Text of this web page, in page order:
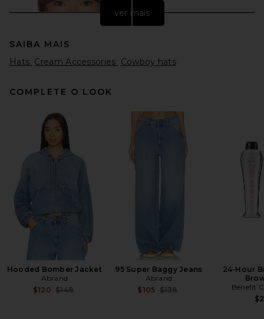
Boys Lie Starlight Trucker
Hat in Red
Boys Lie
$28
$50
ver mais
SAIBA MAIS
Hats Cream Accessories Cowboy hats
COMPLETE O LOOK
Hooded Bomber Jacket
Abrand
$120 Previous price:
$148
95 Super Baggy Jeans
Abrand
$105 Previous price:
$138
24-Hour
Benefit